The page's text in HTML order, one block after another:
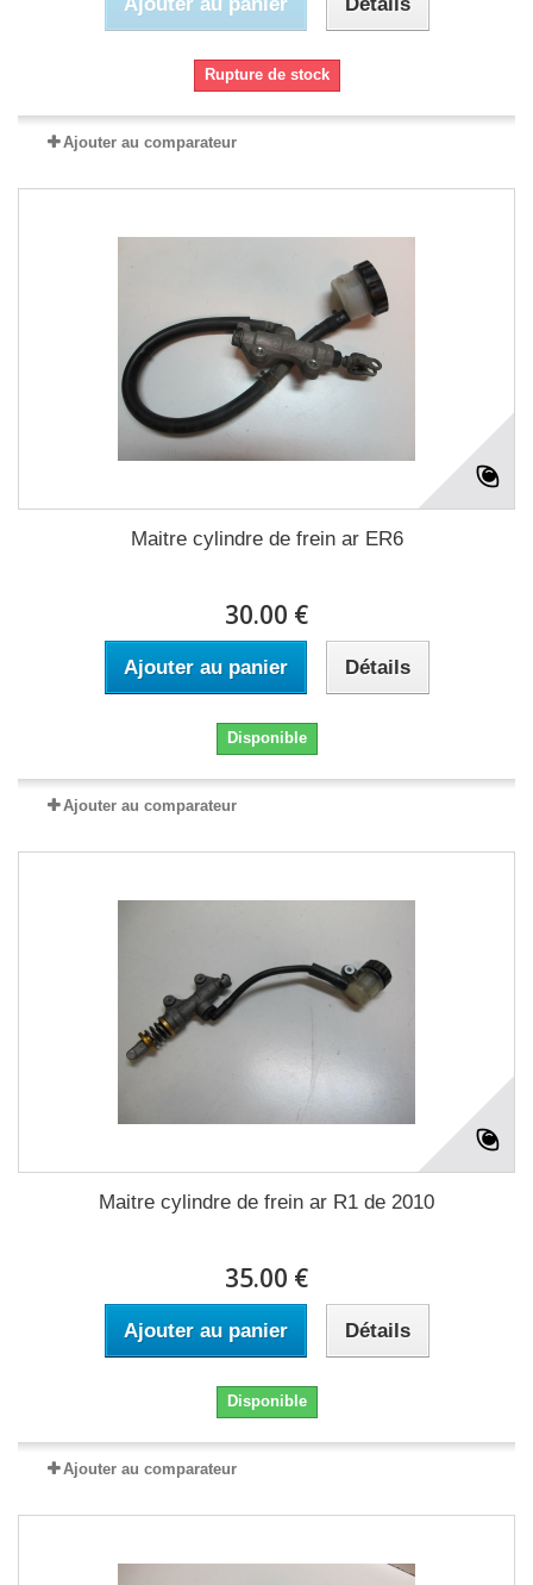
Rupture de stock
Ajouter au comparateur
Maitre cylindre de frein ar ER6
30.00 €
Ajouter au panier Détails
Disponible
Ajouter au comparateur
Maitre cylindre de frein ar R1 de 2010
35.00 €
Ajouter au panier Détails
Disponible
Ajouter au comparateur